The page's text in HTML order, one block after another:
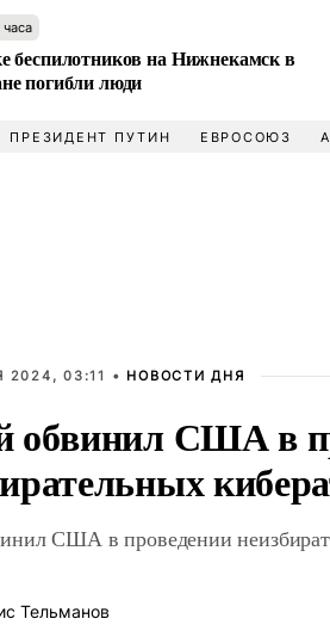
беспилотников на Нижнекамск в
погибли люди
ПРЕЗИДЕНТ ПУТИН ЕВРОСОЮЗ
2024, 03:11 • НОВОСТИ ДНЯ
обвинил США в
США в проведении
Тельманов